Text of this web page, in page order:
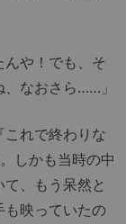
んや！でも、そ
なおさら……」
これで終わりな
しかも当時の中
、もう呆然と
も映っていたの